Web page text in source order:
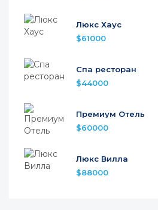
Люкс Хаус
$61000
Спа ресторан
$44000
Премиум Отель
$60000
Люкс Вилла
$88000